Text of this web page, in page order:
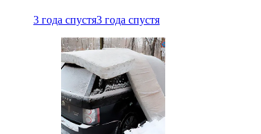
3 года спустя3 года спустя